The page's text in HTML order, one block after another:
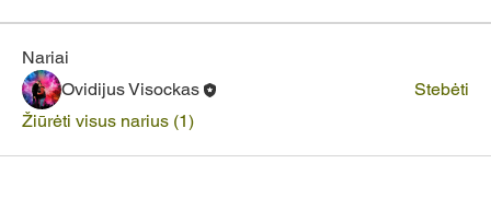
Nariai
Ovidijus Visockas
Stebėti
Žiūrėti visus narius (1)